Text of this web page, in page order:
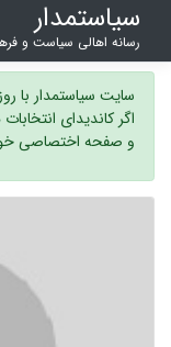
سیاستمدار
رسانه اهالی سیاست و
سایت سیاستمدار با
اگر کاندیدای
و صفحه اختصاصی